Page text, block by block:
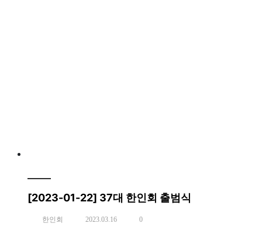
[2023-01-22] 37대 한인회 출범식
한인회 2023.03.16 0